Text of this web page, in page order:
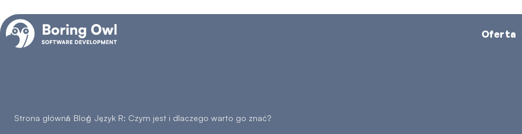
Oferta
Strona główna
/ Blog
/ Język R: Czym jest i dlaczego warto go znać?